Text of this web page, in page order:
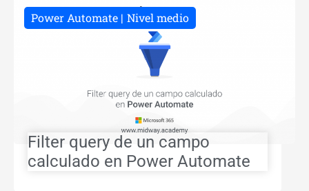
Power Automate Nivel medio
Filter query de un campo
calculado en Power Automate